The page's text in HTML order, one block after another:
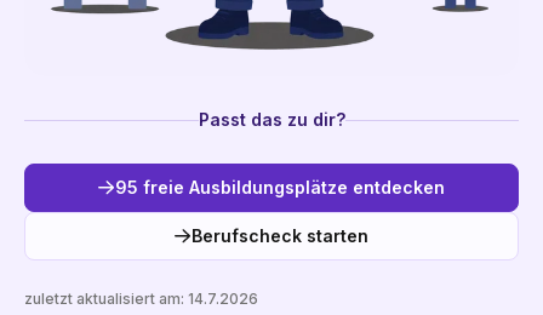
Passt das zu dir?
95 freie Ausbildungsplätze entdecken
Berufscheck starten
zuletzt aktualisiert am: 14.7.2026